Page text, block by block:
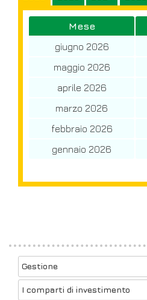
Mese
giugno 2026
maggio 2026
aprile 2026
marzo 2026
febbraio 2026
gennaio 2026
Gestione
I comparti di investimento